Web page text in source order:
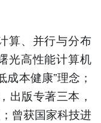
算、并行与分布
光高性能计算机
本健康”理念；
出版专著三本，
曾获国家科技进